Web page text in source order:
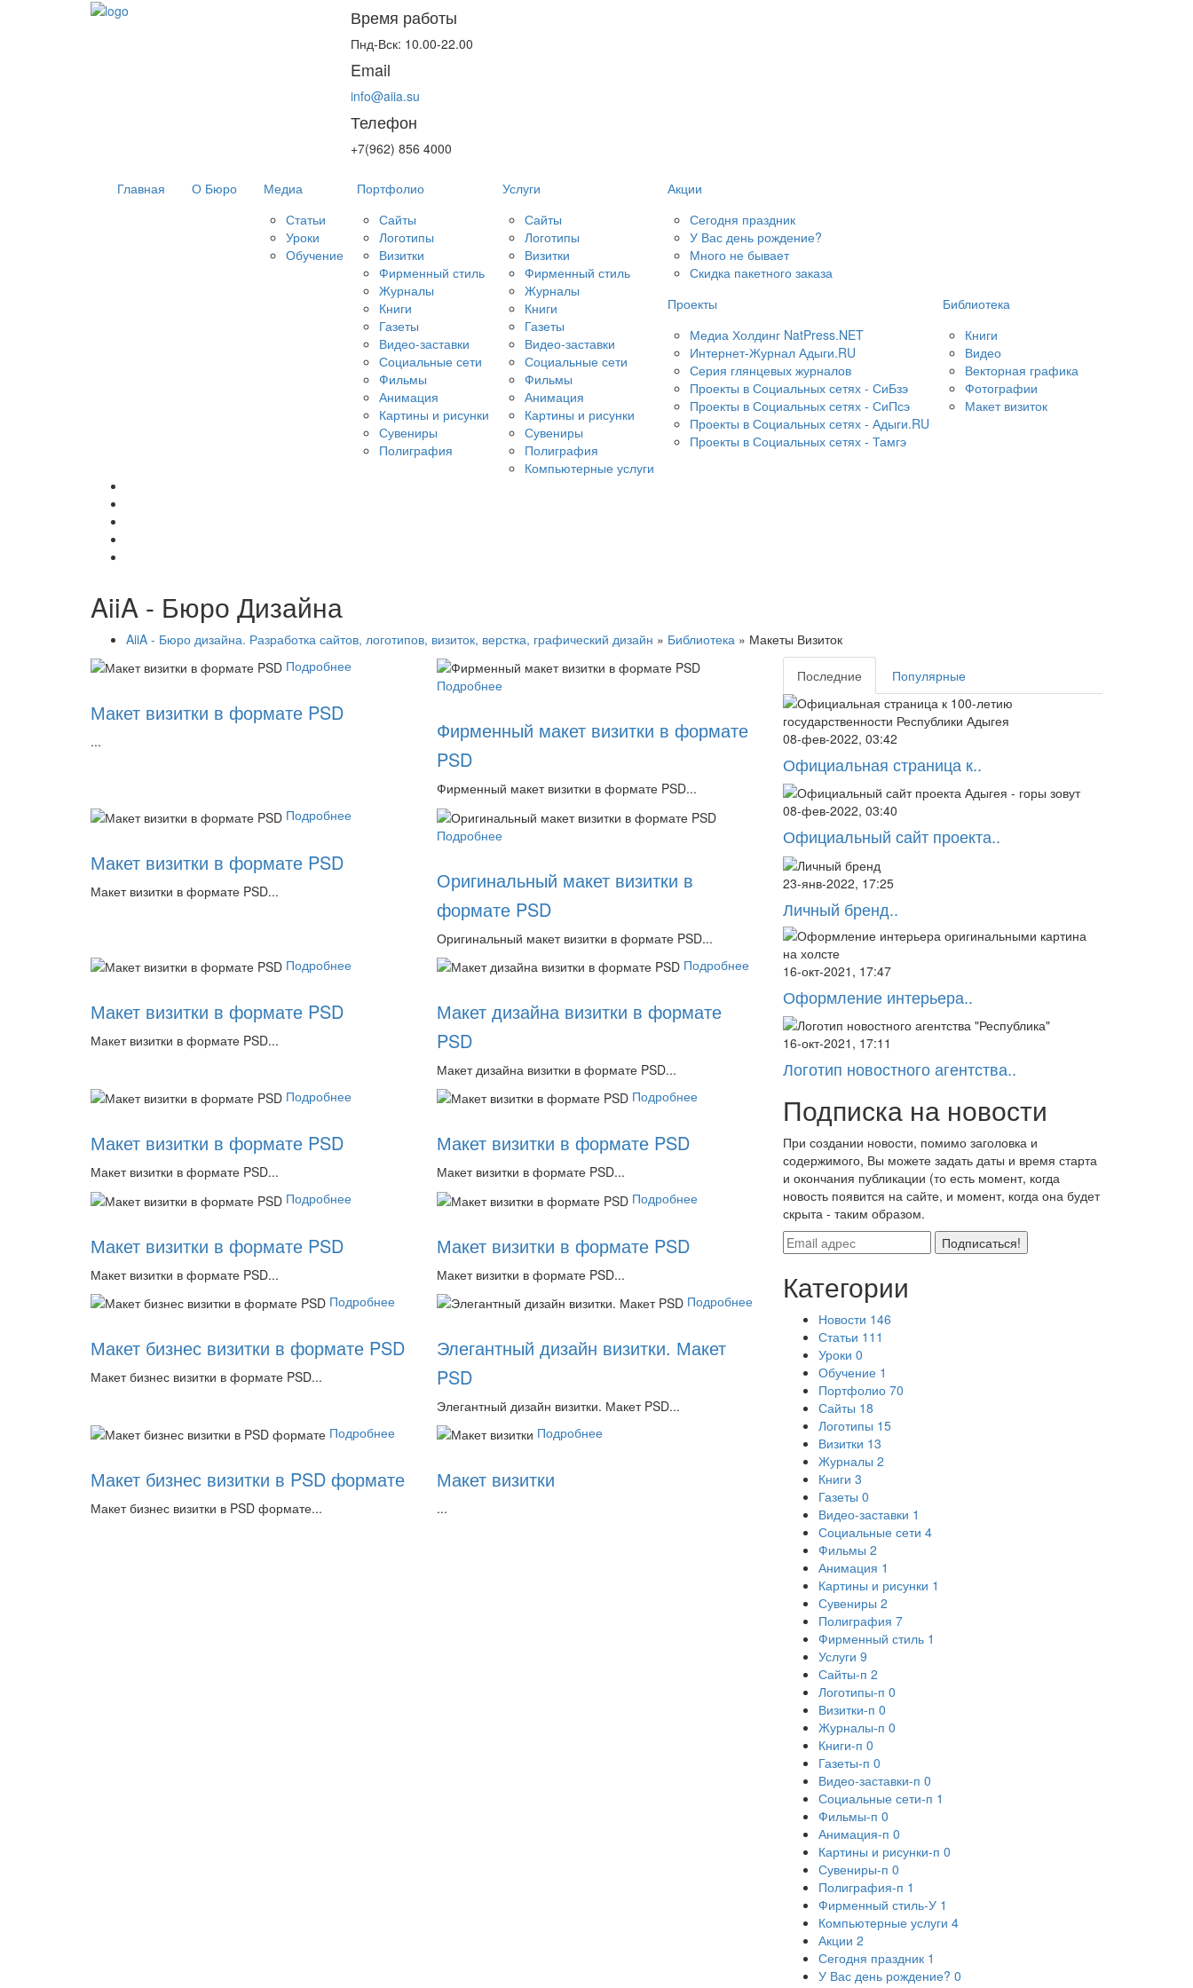
Время работы
Пнд-Вск: 10.00-22.00
Email
info@aiia.su
Телефон
+7(962) 856 4000
Главная О Бюро
Медиа
Статьи
Уроки
Обучение
Портфолио
Сайты
Логотипы
Визитки
Фирменный стиль
Журналы
Книги
Газеты
Видео-заставки
Социальные сети
Фильмы
Анимация
Картины и рисунки
Сувениры
Полиграфия
Услуги
Сайты
Логотипы
Визитки
Фирменный стиль
Журналы
Книги
Газеты
Видео-заставки
Социальные сети
Фильмы
Анимация
Картины и рисунки
Сувениры
Полиграфия
Компьютерные услуги
Акции
Сегодня праздник
У Вас день рождение?
Много не бывает
Скидка пакетного заказа
Проекты
Медиа Холдинг NatPress.NET
Интернет-Журнал Адыги.RU
Серия глянцевых журналов
Проекты в Социальных сетях - СиБзэ
Проекты в Социальных сетях - СиПсэ
Проекты в Социальных сетях - Адыги.RU
Проекты в Социальных сетях - Тамгэ
Библиотека
Книги
Видео
Векторная графика
Фотографии
Макет визиток
AiiA - Бюро Дизайна
AiiA - Бюро дизайна. Разработка сайтов, логотипов, визиток, верстка, графический дизайн » Библиотека » Макеты Визиток
Подробнее
Макет визитки в формате PSD
...
Подробнее
Фирменный макет визитки в формате
PSD
Фирменный макет визитки в формате PSD...
Подробнее
Макет визитки в формате PSD
Макет визитки в формате PSD...
Подробнее
Оригинальный макет визитки в
формате PSD
Оригинальный макет визитки в формате PSD...
Подробнее
Макет визитки в формате PSD
Макет визитки в формате PSD...
Подробнее
Макет дизайна визитки в формате
PSD
Макет дизайна визитки в формате PSD...
Подробнее
Макет визитки в формате PSD
Макет визитки в формате PSD...
Подробнее
Макет визитки в формате PSD
Макет визитки в формате PSD...
Подробнее
Макет визитки в формате PSD
Макет визитки в формате PSD...
Подробнее
Макет визитки в формате PSD
Макет визитки в формате PSD...
Подробнее
Макет бизнес визитки в формате PSD
Макет бизнес визитки в формате PSD...
Подробнее
Элегантный дизайн визитки. Макет
PSD
Элегантный дизайн визитки. Макет PSD...
Подробнее
Макет бизнес визитки в PSD формате
Макет бизнес визитки в PSD формате...
Подробнее
Макет визитки
...
Последние Популярные
08-фев-2022, 03:42
Официальная страница к..
08-фев-2022, 03:40
Официальный сайт проекта..
23-янв-2022, 17:25
Личный бренд..
16-окт-2021, 17:47
Оформление интерьера..
16-окт-2021, 17:11
Логотип новостного агентства..
Подписка на новости
При создании новости, помимо заголовка и
содержимого, Вы можете задать даты и время старта
и окончания публикации (то есть момент, когда
новость появится на сайте, и момент, когда она будет
скрыта - таким образом.
Подписаться!
Категории
Новости 146
Статьи 111
Уроки 0
Обучение 1
Портфолио 70
Сайты 18
Логотипы 15
Визитки 13
Журналы 2
Книги 3
Газеты 0
Видео-заставки 1
Социальные сети 4
Фильмы 2
Анимация 1
Картины и рисунки 1
Сувениры 2
Полиграфия 7
Фирменный стиль 1
Услуги 9
Сайты-п 2
Логотипы-п 0
Визитки-п 0
Журналы-п 0
Книги-п 0
Газеты-п 0
Видео-заставки-п 0
Социальные сети-п 1
Фильмы-п 0
Анимация-п 0
Картины и рисунки-п 0
Сувениры-п 0
Полиграфия-п 1
Фирменный стиль-У 1
Компьютерные услуги 4
Акции 2
Сегодня праздник 1
У Вас день рождение? 0